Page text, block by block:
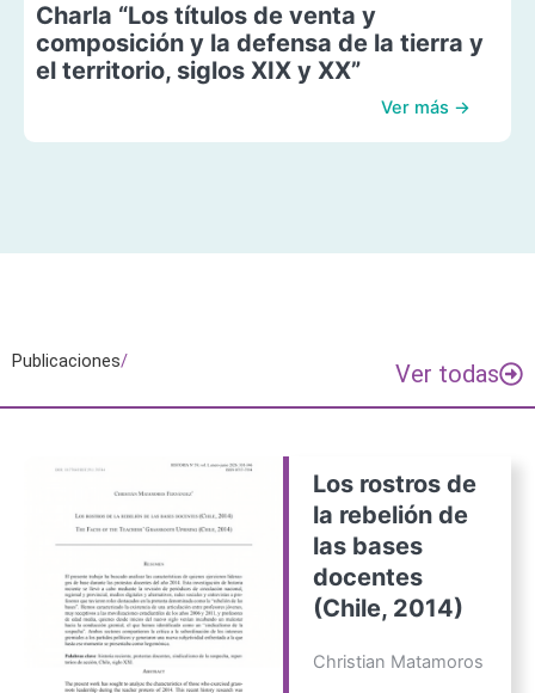
Charla “Los títulos de venta y
composición y la defensa de la tierra y
el territorio, siglos XIX y XX”
Ver más →
Publicaciones/ Ver todas
Los rostros de
la rebelión de
las bases
docentes
(Chile, 2014)
Christian Matamoros